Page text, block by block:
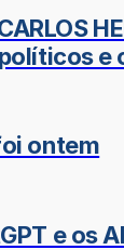
e
ontem
e os